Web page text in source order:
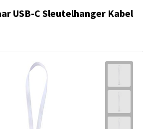
USB-C Sleutelhanger Kabel